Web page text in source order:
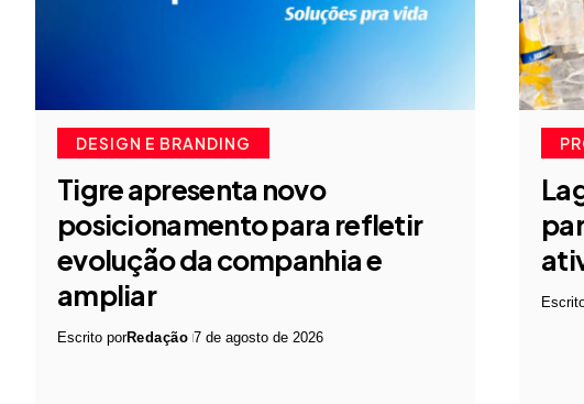
DESIGN E BRANDING
Tigre apresenta novo
posicionamento para refletir
evolução da companhia e
ampliar
Escrito porRedação 7 de agosto de 2026